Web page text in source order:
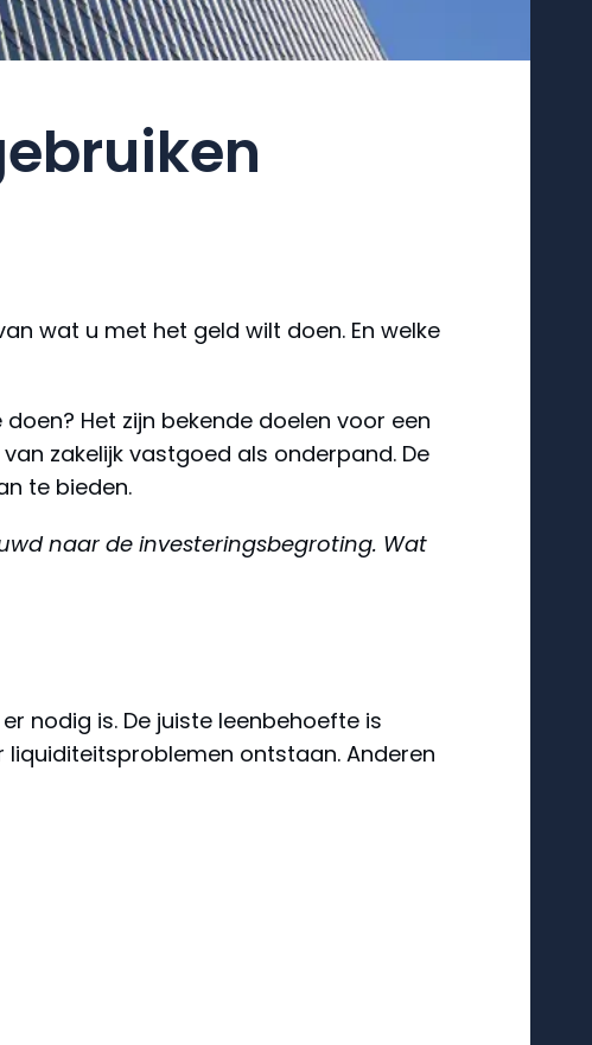
wat u met het geld wilt doen. En welke
Het zijn bekende doelen voor een
zakelijk vastgoed als onderpand. De
te bieden.
naar de investeringsbegroting. Wat
nodig is. De juiste leenbehoefte is
ontstaan. Anderen